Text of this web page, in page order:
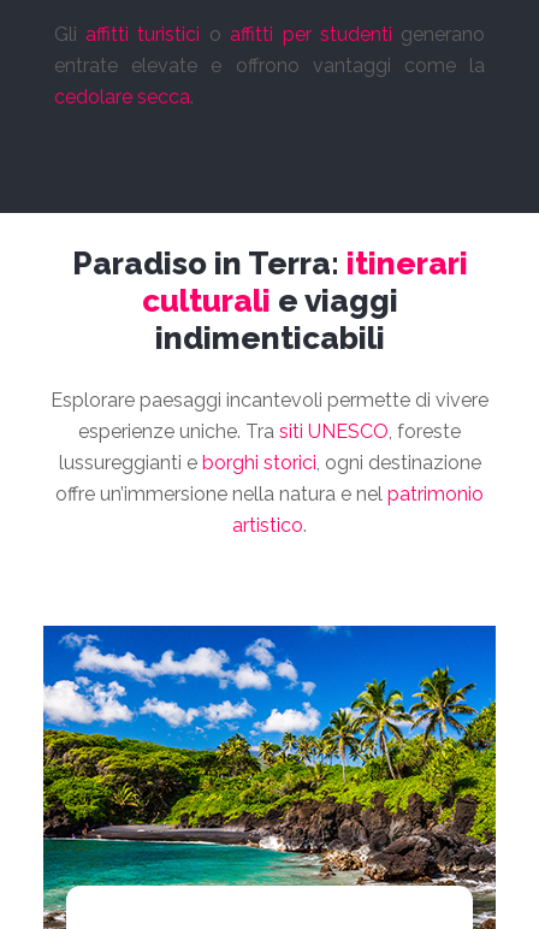
Gli affitti turistici o affitti per studenti generano
entrate elevate e offrono vantaggi come la
cedolare secca.
Paradiso in Terra: itinerari
culturali e viaggi
indimenticabili
Esplorare paesaggi incantevoli permette di vivere
esperienze uniche. Tra siti UNESCO, foreste
lussureggianti e borghi storici, ogni destinazione
offre un’immersione nella natura e nel patrimonio
artistico.